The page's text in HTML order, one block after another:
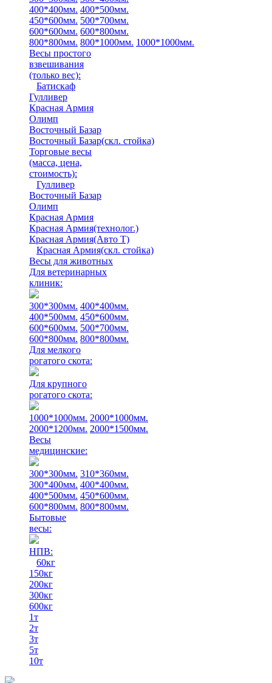
400*400мм. 400*500мм.
450*600мм. 500*700мм.
600*600мм. 600*800мм.
800*800мм. 800*1000мм. 1000*1000мм.
Весы простого
взвешивания
(только вес):
Батискаф
Гулливер
Красная Армия
Олимп
Восточный Базар
Восточный Базар(скл. стойка)
Торговые весы
(масса, цена,
стоимость):
Гулливер
Восточный Базар
Олимп
Красная Армия
Красная Армия(технолог.)
Красная Армия(Авто Т)
Красная Армия(скл. стойка)
Весы для животных
Для ветеринарных
клиник:
300*300мм. 400*400мм.
400*500мм. 450*600мм.
600*600мм. 500*700мм.
600*800мм. 800*800мм.
Для мелкого
рогатого скота:
Для крупного
рогатого скота:
1000*1000мм. 2000*1000мм.
2000*1200мм. 2000*1500мм.
Весы
медицинские:
300*300мм. 310*360мм.
300*400мм. 400*400мм.
400*500мм. 450*600мм.
600*800мм. 800*800мм.
Бытовые
весы:
НПВ:
60кг
150кг
200кг
300кг
600кг
1т
2т
3т
5т
10т